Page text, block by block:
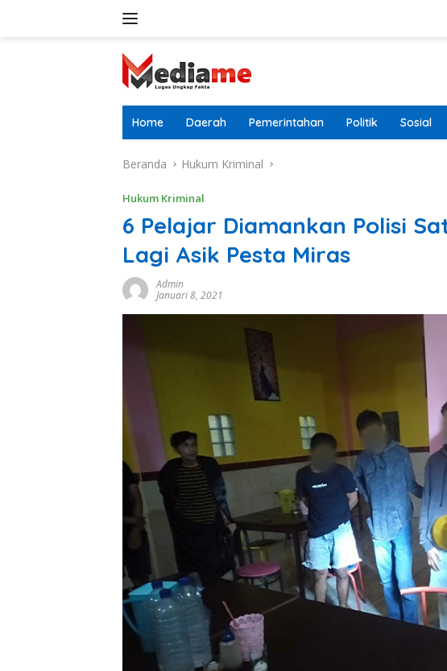
Home Daerah Pemerintahan Politik Sosial
Beranda Hukum Kriminal
Hukum Kriminal
6 Pelajar Diamankan Polisi
Lagi Asik Pesta Miras
Admin
Januari 8, 2021